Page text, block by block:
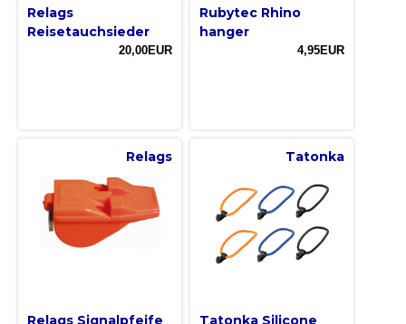
Relags
Reisetauchsieder
20,00EUR
Rubytec Rhino
hanger
4,95EUR
Relags
Relags Signalpfeife
Tatonka
Tatonka Silicone